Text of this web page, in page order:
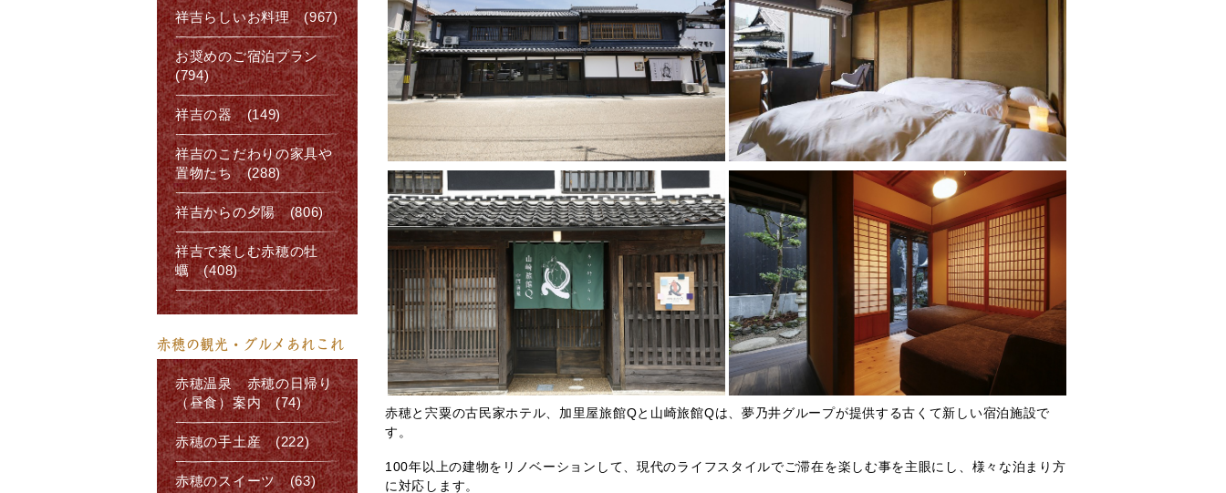
赤穂と宍粟の古民家ホテル、加里屋旅館Qと山崎旅館Qは、夢乃井グループが提供する古くて新しい宿泊施設で
す。
100年以上の建物をリノベーションして、現代のライフスタイルでご滞在を楽しむ事を主眼にし、様々な泊まり方
に対応します。
祥吉らしいお料理 (967)
お奨めのご宿泊プラン
(794)
祥吉の器 (149)
祥吉のこだわりの家具や
置物たち (288)
祥吉からの夕陽 (806)
祥吉で楽しむ赤穂の牡
蠣 (408)
赤穂の観光・グルメあれこれ
赤穂温泉 赤穂の日帰り
（昼食）案内 (74)
赤穂の手土産 (222)
赤穂のスイーツ (63)